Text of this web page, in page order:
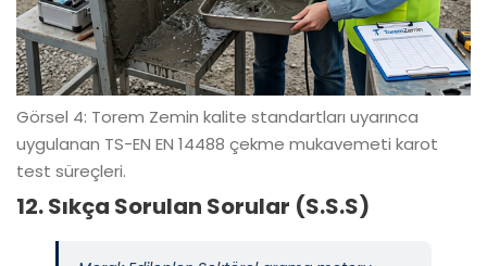
Görsel 4: Torem Zemin kalite standartları uyarınca
uygulanan TS-EN EN 14488 çekme mukavemeti karot
test süreçleri.
12. Sıkça Sorulan Sorular (S.S.S)